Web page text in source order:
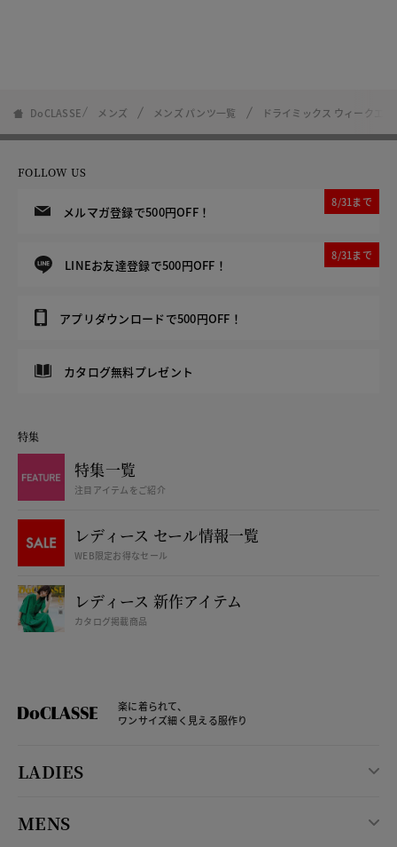
DoCLASSE メンズ メンズ パンツ一覧 ドライミックス ウィークエ
FOLLOW US
メルマガ登録で500円OFF！
8/31まで
LINEお友達登録で500円OFF！
8/31まで
アプリダウンロードで500円OFF！
カタログ無料プレゼント
特集
特集一覧
注目アイテムをご紹介
レディース セール情報一覧
WEB限定お得なセール
レディース 新作アイテム
カタログ掲載商品
楽に着られて、
ワンサイズ細く見える服作り
LADIES
MENS